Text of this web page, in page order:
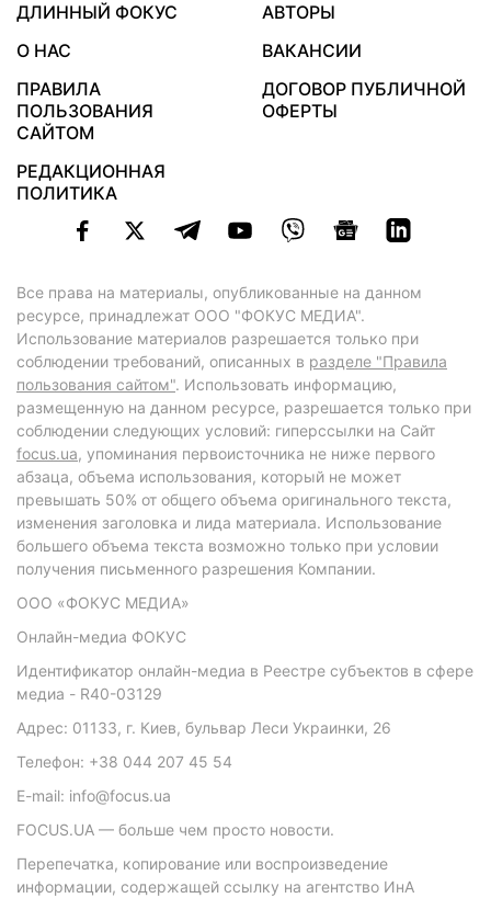
ДЛИННЫЙ ФОКУС
АВТОРЫ
О НАС
ВАКАНСИИ
ПРАВИЛА
ПОЛЬЗОВАНИЯ
САЙТОМ
ДОГОВОР ПУБЛИЧНОЙ
ОФЕРТЫ
РЕДАКЦИОННАЯ
ПОЛИТИКА
Все права на материалы, опубликованные на данном
ресурсе, принадлежат ООО "ФОКУС МЕДИА".
Использование материалов разрешается только при
соблюдении требований, описанных в разделе "Правила
пользования сайтом". Использовать информацию,
размещенную на данном ресурсе, разрешается только при
соблюдении следующих условий: гиперссылки на Сайт
focus.ua, упоминания первоисточника не ниже первого
абзаца, объема использования, который не может
превышать 50% от общего объема оригинального текста,
изменения заголовка и лида материала. Использование
большего объема текста возможно только при условии
получения письменного разрешения Компании.
ООО «ФОКУС МЕДИА»
Онлайн-медиа ФОКУС
Идентификатор онлайн-медиа в Реестре субъектов в сфере
медиа - R40-03129
Адрес: 01133, г. Киев, бульвар Леси Украинки, 26
Телефон: +38 044 207 45 54
E-mail: info@focus.ua
FOCUS.UA — больше чем просто новости.
Перепечатка, копирование или воспроизведение
информации, содержащей ссылку на агентство ИнА